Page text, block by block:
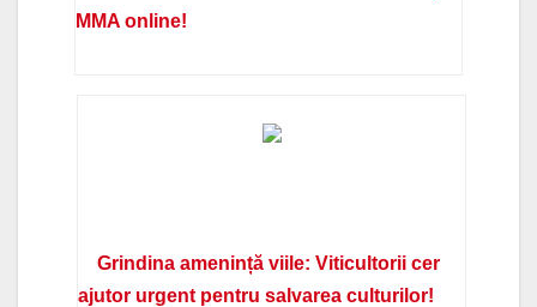
MMA online!
Grindina amenință viile: Viticultorii cer
ajutor urgent pentru salvarea culturilor!